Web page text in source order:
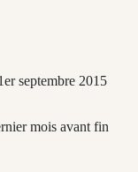
septembre 2015
mois avant fin